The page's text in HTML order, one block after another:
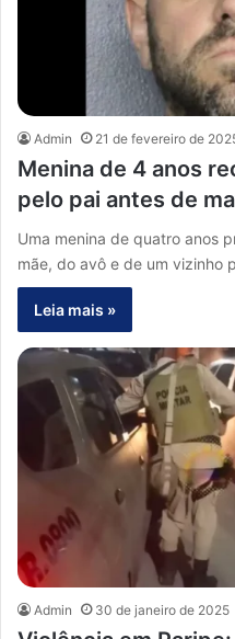
Admin 21 de fevereiro de
Menina de 4 anos
pelo pai antes de
Uma menina de quatro anos
mãe, do avô e de um vizinho
Leia mais »
Admin 30 de janeiro de 2025